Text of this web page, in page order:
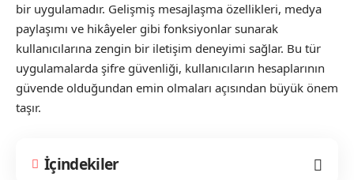
bir uygulamadır. Gelişmiş mesajlaşma özellikleri, medya
paylaşımı ve hikâyeler gibi fonksiyonlar sunarak
kullanıcılarına zengin bir iletişim deneyimi sağlar. Bu tür
uygulamalarda şifre güvenliği, kullanıcıların hesaplarının
güvende olduğundan emin olmaları açısından büyük önem
taşır.
İçindekiler